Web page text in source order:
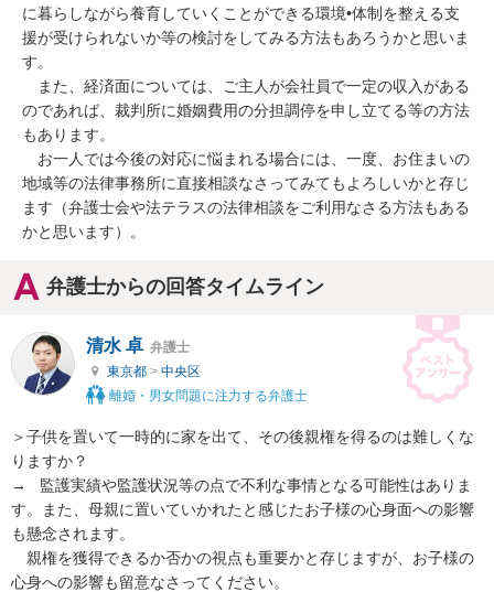
に暮らしながら養育していくことができる環境•体制を整える支
援が受けられないか等の検討をしてみる方法もあろうかと思いま
す。
また、経済面については、ご主人が会社員で一定の収入がある
のであれば、裁判所に婚姻費用の分担調停を申し立てる等の方法
もあります。
お一人では今後の対応に悩まれる場合には、一度、お住まいの
地域等の法律事務所に直接相談なさってみてもよろしいかと存じ
ます（弁護士会や法テラスの法律相談をご利用なさる方法もある
かと思います）。
弁護士からの回答タイムライン
清水 卓 弁護士
東京都 > 中央区
離婚・男女問題に注力する弁護士
＞子供を置いて一時的に家を出て、その後親権を得るのは難しくな
りますか？
→   監護実績や監護状況等の点で不利な事情となる可能性はありま
す。また、母親に置いていかれたと感じたお子様の心身面への影響
も懸念されます。
親権を獲得できるか否かの視点も重要かと存じますが、お子様の
心身への影響も留意なさってください。